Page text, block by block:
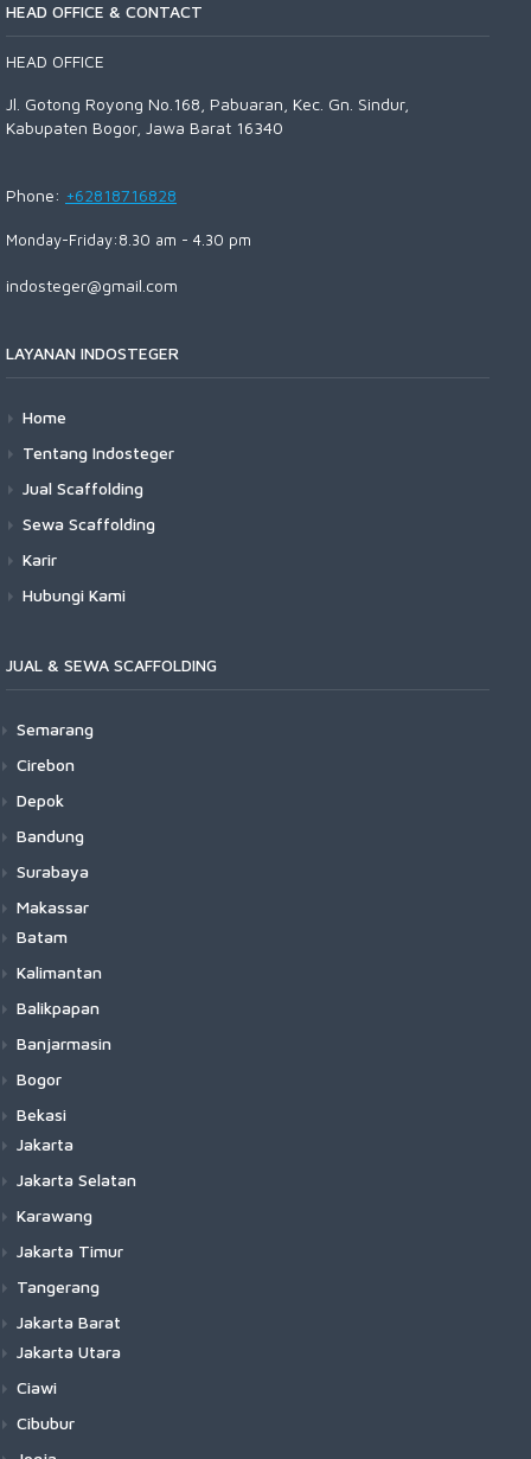
HEAD OFFICE & CONTACT
HEAD OFFICE
Jl. Gotong Royong No.168, Pabuaran, Kec. Gn. Sindur,
Kabupaten Bogor, Jawa Barat 16340
Phone: +62818716828
Monday-Friday:8.30 am - 4.30 pm
indosteger@gmail.com
LAYANAN INDOSTEGER
Home
Tentang Indosteger
Jual Scaffolding
Sewa Scaffolding
Karir
Hubungi Kami
JUAL & SEWA SCAFFOLDING
Semarang
Cirebon
Depok
Bandung
Surabaya
Makassar
Batam
Kalimantan
Balikpapan
Banjarmasin
Bogor
Bekasi
Jakarta
Jakarta Selatan
Karawang
Jakarta Timur
Tangerang
Jakarta Barat
Jakarta Utara
Ciawi
Cibubur